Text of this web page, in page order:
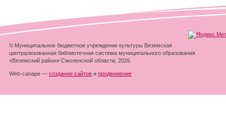
© Муниципальное бюджетное учреждение культуры Вяземская
централизованная библиотечная система муниципального образования
«Вяземский район» Смоленской области, 2026
Web-canape — создание сайтов и продвижение